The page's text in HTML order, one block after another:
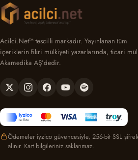
Acilci.Net™ tescilli markadır. Yayınlanan tüm
içeriklerin fikri mülkiyeti yazarlarında, ticari
Akamedika AŞ’dedir.
Ödemeler iyzico güvencesiyle, 256-bit SSL
alınır. Kart bilgileriniz saklanmaz.